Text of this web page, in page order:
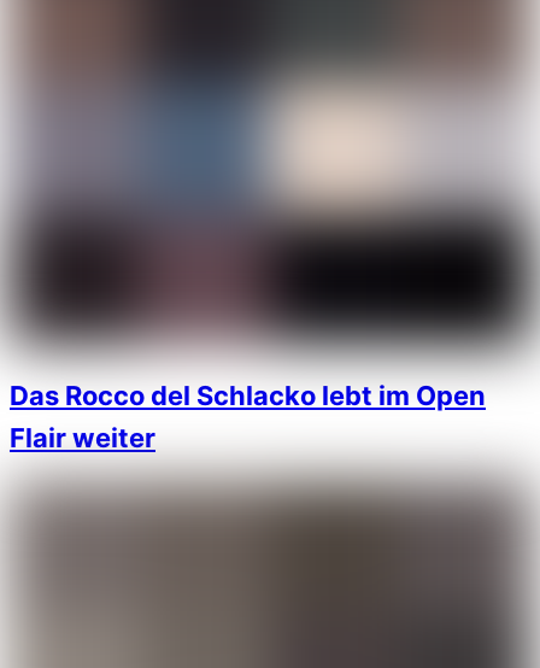
Das Rocco del Schlacko lebt im Open
Flair weiter